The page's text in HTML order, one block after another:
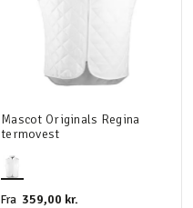
Mascot Originals Regina
termovest
Fra 359,00 kr.